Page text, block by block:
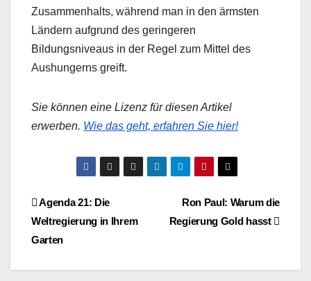
Zusammenhalts, während man in den ärmsten
Ländern aufgrund des geringeren
Bildungsniveaus in der Regel zum Mittel des
Aushungerns greift.
Sie können eine Lizenz für diesen Artikel
erwerben. Wie das geht, erfahren Sie hier!
BeitragsnavigationRon Paul: Warum die
Regierung Gold hasst
Agenda 21: Die
Weltregierung in Ihrem
Garten